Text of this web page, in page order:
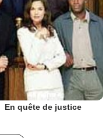
En quête de justice